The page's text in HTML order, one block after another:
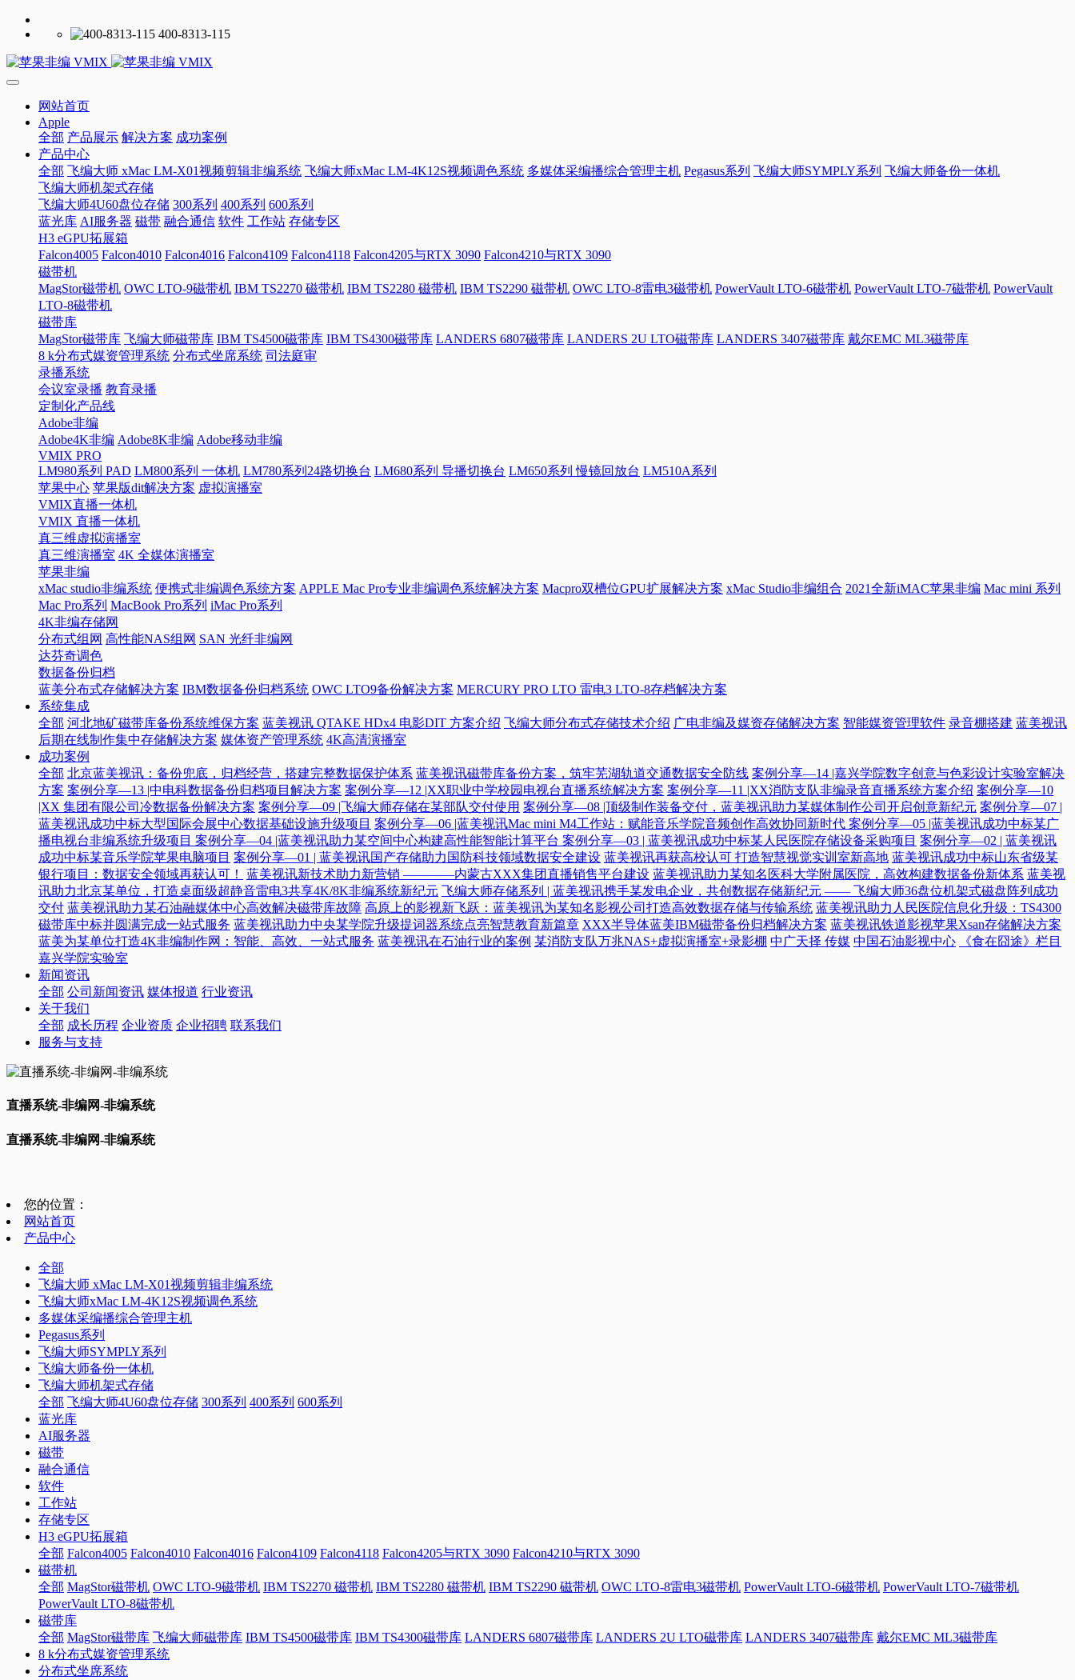
400-8313-115
网站首页
Apple
全部 产品展示 解决方案 成功案例
产品中心
全部 飞编大师 xMac LM-X01视频剪辑非编系统 飞编大师xMac LM-4K12S视频调色系统 多媒体采编播综合管理主机 Pegasus系列 飞编大师SYMPLY系列 飞编大师备份一体机
飞编大师机架式存储
飞编大师4U60盘位存储 300系列 400系列 600系列
蓝光库 AI服务器 磁带 融合通信 软件 工作站 存储专区
H3 eGPU拓展箱
Falcon4005 Falcon4010 Falcon4016 Falcon4109 Falcon4118 Falcon4205与RTX 3090 Falcon4210与RTX 3090
磁带机
MagStor磁带机 OWC LTO-9磁带机 IBM TS2270 磁带机 IBM TS2280 磁带机 IBM TS2290 磁带机 OWC LTO-8雷电3磁带机 PowerVault LTO-6磁带机 PowerVault LTO-7磁带机 PowerVault
LTO-8磁带机
磁带库
MagStor磁带库 飞编大师磁带库 IBM TS4500磁带库 IBM TS4300磁带库 LANDERS 6807磁带库 LANDERS 2U LTO磁带库 LANDERS 3407磁带库 戴尔EMC ML3磁带库
8 k分布式媒资管理系统 分布式坐席系统 司法庭审
录播系统
会议室录播 教育录播
定制化产品线
Adobe非编
Adobe4K非编 Adobe8K非编 Adobe移动非编
VMIX PRO
LM980系列 PAD LM800系列 一体机 LM780系列24路切换台 LM680系列 导播切换台 LM650系列 慢镜回放台 LM510A系列
苹果中心 苹果版dit解决方案 虚拟演播室
VMIX直播一体机
VMIX 直播一体机
真三维虚拟演播室
真三维演播室 4K 全媒体演播室
苹果非编
xMac studio非编系统 便携式非编调色系统方案 APPLE Mac Pro专业非编调色系统解决方案 Macpro双槽位GPU扩展解决方案 xMac Studio非编组合 2021全新iMAC苹果非编 Mac mini 系列
Mac Pro系列 MacBook Pro系列 iMac Pro系列
4K非编存储网
分布式组网 高性能NAS组网 SAN 光纤非编网
达芬奇调色
数据备份归档
蓝美分布式存储解决方案 IBM数据备份归档系统 OWC LTO9备份解决方案 MERCURY PRO LTO 雷电3 LTO-8存档解决方案
系统集成
全部 河北地矿磁带库备份系统维保方案 蓝美视讯 QTAKE HDx4 电影DIT 方案介绍 飞编大师分布式存储技术介绍 广电非编及媒资存储解决方案 智能媒资管理软件 录音棚搭建 蓝美视讯
后期在线制作集中存储解决方案 媒体资产管理系统 4K高清演播室
成功案例
全部 北京蓝美视讯：备份兜底，归档经营，搭建完整数据保护体系 蓝美视讯磁带库备份方案，筑牢芜湖轨道交通数据安全防线 案例分享—14 |嘉兴学院数字创意与色彩设计实验室解决
方案 案例分享—13 |中电科数据备份归档项目解决方案 案例分享—12 |XX职业中学校园电视台直播系统解决方案 案例分享—11 |XX消防支队非编录音直播系统方案介绍 案例分享—10
|XX 集团有限公司冷数据备份解决方案 案例分享—09 |飞编大师存储在某部队交付使用 案例分享—08 |顶级制作装备交付，蓝美视讯助力某媒体制作公司开启创意新纪元 案例分享—07 |
蓝美视讯成功中标大型国际会展中心数据基础设施升级项目 案例分享—06 |蓝美视讯Mac mini M4工作站：赋能音乐学院音频创作高效协同新时代​ 案例分享—05 |蓝美视讯成功中标某广
播电视台非编系统升级项目​ 案例分享—04 |蓝美视讯助力某空间中心构建高性能智能计算平台​ 案例分享—03 | 蓝美视讯成功中标某人民医院存储设备采购项目 案例分享—02 | 蓝美视讯
成功中标某音乐学院苹果电脑项目 案例分享—01 | 蓝美视讯国产存储助力国防科技领域数据安全建设 蓝美视讯再获高校认可 打造智慧视觉实训室新高地 蓝美视讯成功中标山东省级某
银行项目：数据安全领域再获认可！
蓝美视讯新技术助力新营销 ————内蒙古XXX集团直播销售平台建设 蓝美视讯助力某知名医科大学附属医院，高效构建数据备份新体系 蓝美视
讯助力北京某单位，打造桌面级超静音雷电3共享4K/8K非编系统新纪元 飞编大师存储系列 | 蓝美视讯携手某发电企业，共创数据存储新纪元 —— 飞编大师36盘位机架式磁盘阵列成功
交付 蓝美视讯助力某石油融媒体中心高效解决磁带库故障 高原上的影视新飞跃：蓝美视讯为某知名影视公司打造高效数据存储与传输系统 蓝美视讯助力人民医院信息化升级：TS4300
磁带库中标并圆满完成一站式服务 蓝美视讯助力中央某学院升级提词器系统点亮智慧教育新篇章 XXX半导体蓝美IBM磁带备份归档解决方案 蓝美视讯铁道影视苹果Xsan存储解决方案
蓝美为某单位打造4K非编制作网：智能、高效、一站式服务 蓝美视讯在石油行业的案例 某消防支队万兆NAS+虚拟演播室+录影棚 中广天择 传媒 中国石油影视中心
《食在囧途》栏目
嘉兴学院实验室
新闻资讯
全部 公司新闻资讯 媒体报道 行业资讯
关于我们
全部 成长历程 企业资质 企业招聘 联系我们
服务与支持
直播系统-非编网-非编系统
直播系统-非编网-非编系统
您的位置：
网站首页
产品中心
全部
飞编大师 xMac LM-X01视频剪辑非编系统
飞编大师xMac LM-4K12S视频调色系统
多媒体采编播综合管理主机
Pegasus系列
飞编大师SYMPLY系列
飞编大师备份一体机
飞编大师机架式存储
全部 飞编大师4U60盘位存储 300系列 400系列 600系列
蓝光库
AI服务器
磁带
融合通信
软件
工作站
存储专区
H3 eGPU拓展箱
全部 Falcon4005 Falcon4010 Falcon4016 Falcon4109 Falcon4118 Falcon4205与RTX 3090 Falcon4210与RTX 3090
磁带机
全部 MagStor磁带机 OWC LTO-9磁带机 IBM TS2270 磁带机 IBM TS2280 磁带机 IBM TS2290 磁带机 OWC LTO-8雷电3磁带机 PowerVault LTO-6磁带机 PowerVault LTO-7磁带机
PowerVault LTO-8磁带机
磁带库
全部 MagStor磁带库 飞编大师磁带库 IBM TS4500磁带库 IBM TS4300磁带库 LANDERS 6807磁带库 LANDERS 2U LTO磁带库 LANDERS 3407磁带库 戴尔EMC ML3磁带库
8 k分布式媒资管理系统
分布式坐席系统